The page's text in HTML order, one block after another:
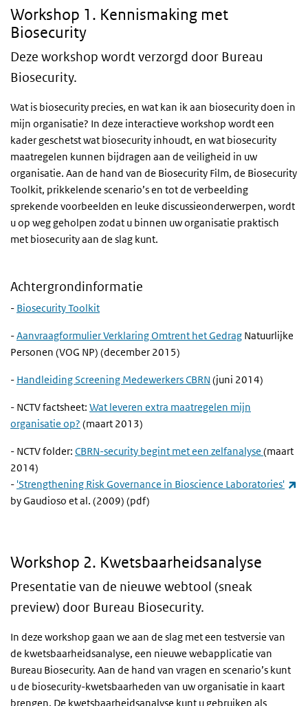
Workshop 1. Kennismaking met
Biosecurity
Deze workshop wordt verzorgd door Bureau
Biosecurity.
Wat is biosecurity precies, en wat kan ik aan biosecurity doen in
mijn organisatie? In deze interactieve workshop wordt een
kader geschetst wat biosecurity inhoudt, en wat biosecurity
maatregelen kunnen bijdragen aan de veiligheid in uw
organisatie. Aan de hand van de Biosecurity Film, de Biosecurity
Toolkit, prikkelende scenario’s en tot de verbeelding
sprekende voorbeelden en leuke discussieonderwerpen, wordt
u op weg geholpen zodat u binnen uw organisatie praktisch
met biosecurity aan de slag kunt.
Achtergrondinformatie
- Biosecurity Toolkit
-Aanvraagformulier Verklaring Omtrent het Gedrag Natuurlijke
Personen (VOG NP) (december 2015)
- Handleiding Screening Medewerkers CBRN (juni 2014)
- NCTV factsheet: Wat leveren extra maatregelen mijn
organisatie op? (maart 2013)
- NCTV folder: CBRN-security begint met een zelfanalyse (maart
2014)
- 'Strengthening Risk Governance in Bioscience Laboratories'
by Gaudioso et al. (2009) (pdf)
Workshop 2. Kwetsbaarheidsanalyse
Presentatie van de nieuwe webtool (sneak
preview) door Bureau Biosecurity.
In deze workshop gaan we aan de slag met een testversie van
de kwetsbaarheidsanalyse, een nieuwe webapplicatie van
Bureau Biosecurity. Aan de hand van vragen en scenario’s kunt
u de biosecurity-kwetsbaarheden van uw organisatie in kaart
brengen. De kwetsbaarheidsanalyse kunt u gebruiken als